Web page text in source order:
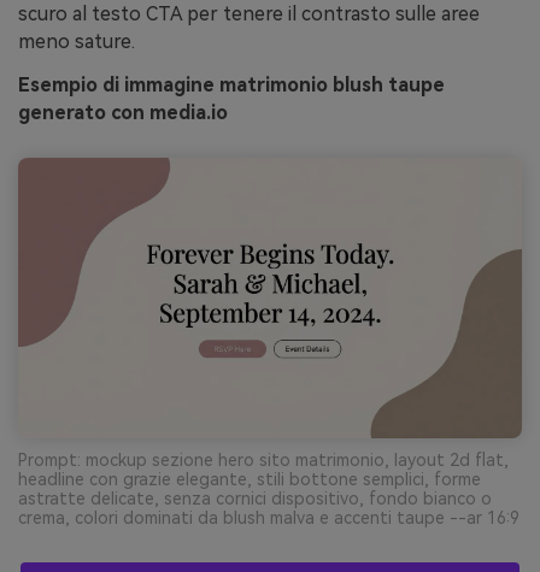
scuro al testo CTA per tenere il contrasto sulle aree
meno sature.
Esempio di immagine matrimonio blush taupe
generato con media.io
Prompt: mockup sezione hero sito matrimonio, layout 2d flat,
headline con grazie elegante, stili bottone semplici, forme
astratte delicate, senza cornici dispositivo, fondo bianco o
crema, colori dominati da blush malva e accenti taupe --ar 16:9